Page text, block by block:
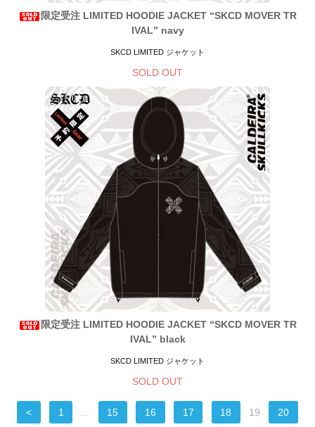
限定受注 LIMITED HOODIE JACKET “SKCD MOVER TR
IVAL” navy
SKCD LIMITED ジャケット
SOLD OUT
限定受注 LIMITED HOODIE JACKET “SKCD MOVER TR
IVAL” black
SKCD LIMITED ジャケット
SOLD OUT
< 1 15 16 17 18 19 20